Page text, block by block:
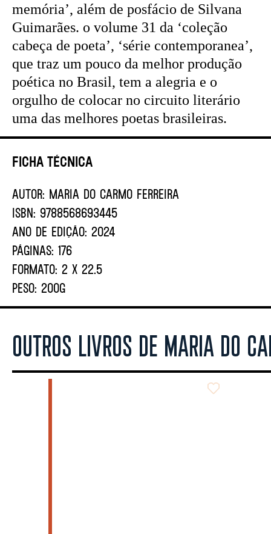
Ficha Técnica
AUTOR: Maria do Carmo Ferreira
ISBN: 9788568693445
ANO DE EDIÇÃO: 2024
PÁGINAS: 176
FORMATO: 2 X 22.5
PESO: 200G
memória’, além de posfácio de Silvana
Guimarães. o volume 31 da ‘coleção
cabeça de poeta’, ‘série contemporanea’,
que traz um pouco da melhor produção
poética no Brasil, tem a alegria e o
orgulho de colocar no circuito literário
uma das melhores poetas brasileiras.
OUTROS LIVROS DE MARIA DO